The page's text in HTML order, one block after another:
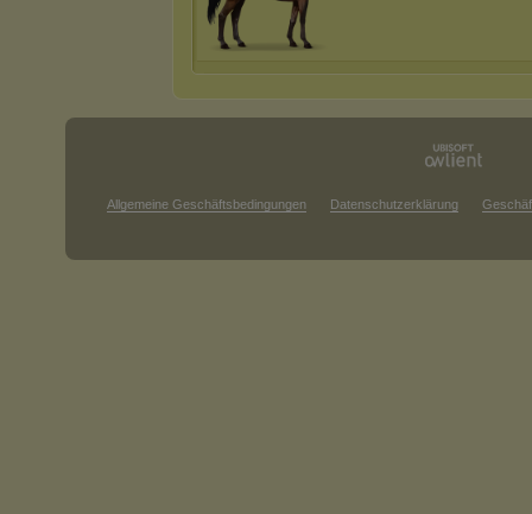
Allgemeine Geschäftsbedingungen Datenschutzerklärung